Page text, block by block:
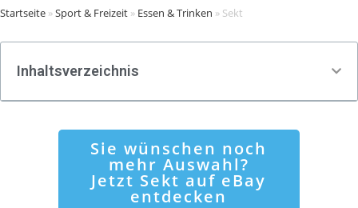
Startseite »Sport & Freizeit » Essen & Trinken » Sekt
Inhaltsverzeichnis
Sie wünschen noch
mehr Auswahl?
Jetzt Sekt auf eBay
entdecken